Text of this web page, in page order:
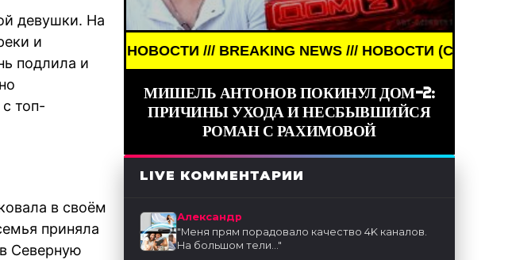
девушки. На
и
подлила и
топ-
в своём
приняла
Северную
НОВОСТИ /// BREAKING NEWS /// НОВОСТИ (СМИ) /// СВЕЖИЕ
МИШЕЛЬ АНТОНОВ ПОКИНУЛ ДОМ-2:
ПРИЧИНЫ УХОДА И НЕСБЫВШИЙСЯ
РОМАН С РАХИМОВОЙ
LIVE КОММЕНТАРИИ
Александр
"Меня прям порадовало качество 4K каналов.
На большом тели..."